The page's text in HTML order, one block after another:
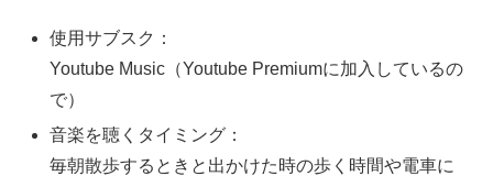
使用サブスク：
Youtube Music（Youtube Premiumに加入しているの
で）
音楽を聴くタイミング：
毎朝散歩するときと出かけた時の歩く時間や電車に